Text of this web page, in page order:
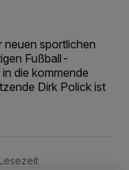
neuen sportlichen
Fußball-
die kommende
Dirk Polick ist